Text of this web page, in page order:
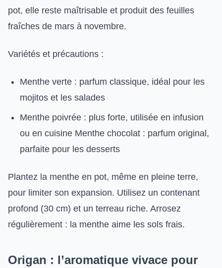
pot, elle reste maîtrisable et produit des feuilles
fraîches de mars à novembre.
Variétés et précautions :
Menthe verte : parfum classique, idéal pour les
mojitos et les salades
Menthe poivrée : plus forte, utilisée en infusion
ou en cuisine Menthe chocolat : parfum original,
parfaite pour les desserts
Plantez la menthe en pot, même en pleine terre,
pour limiter son expansion. Utilisez un contenant
profond (30 cm) et un terreau riche. Arrosez
régulièrement : la menthe aime les sols frais.
Origan : l’aromatique vivace pour